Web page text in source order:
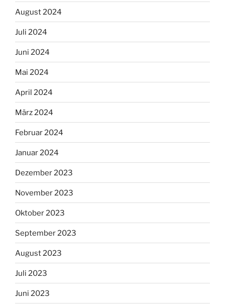
August 2024
Juli 2024
Juni 2024
Mai 2024
April 2024
März 2024
Februar 2024
Januar 2024
Dezember 2023
November 2023
Oktober 2023
September 2023
August 2023
Juli 2023
Juni 2023